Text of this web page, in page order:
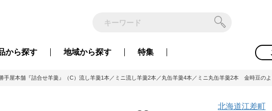
から探す 地域から探す 特集
手屋本舗『詰合せ羊羹』（C）流し羊羹1本／ミニ流し羊羹2本／丸缶羊羹4本／ミニ丸缶羊羹2本
北海道江差町